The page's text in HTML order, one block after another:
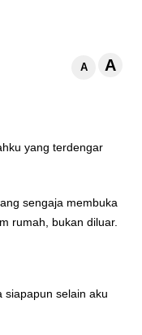
A A
yang terdengar
sengaja membuka
rumah, bukan diluar.
siapapun selain aku